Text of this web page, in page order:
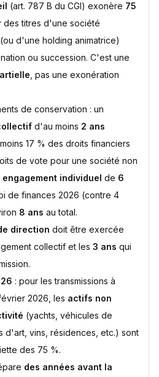
(art. 787 B du CGI) exonère 75
des titres d'une société
d'une holding animatrice)
ou succession. C'est une
, pas une exonération
de conservation : un
d'au moins 2 ans
17 % des droits financiers
de vote pour une société non
engagement individuel de 6
de finances 2026 (contre 4
8 ans au total.
direction doit être exercée
collectif et les 3 ans qui
: pour les transmissions à
2026, les actifs non
(yachts, véhicules de
d'art, vins, résidences, etc.) sont
des 75 %.
des années avant la